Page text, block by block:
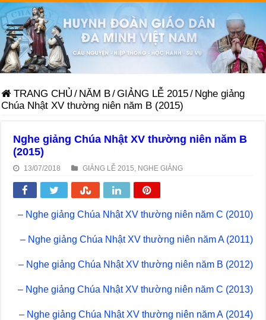
TRANG CHỦ / NĂM B/GIẢNG LỄ 2015/ Nghe giảng
Chúa Nhật XV thường niên năm B (2015)
Nghe giảng Chúa Nhật XV thường niên năm B
(2015)
13/07/2018 GIẢNG LỄ 2015 NGHE GIẢNG
– Nghe giảng Chúa Nhật XV thường niên năm C (2010)
– Nghe giảng Chúa Nhật XV thường niên năm A (2011)
– Nghe giảng Chúa Nhật XV thường niên năm B (2012)
– Nghe giảng Chúa Nhật XV thường niên năm C (2013)
– Nghe giảng Chúa Nhật XV thường niên năm A (2014)